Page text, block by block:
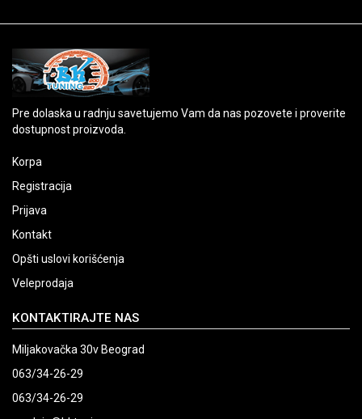
Pre dolaska u radnju savetujemo Vam da nas pozovete i proverite
dostupnost proizvoda.
Korpa
Registracija
Prijava
Kontakt
Opšti uslovi korišćenja
Veleprodaja
KONTAKTIRAJTE NAS
Miljakovačka 30v Beograd
063/34-26-29
063/34-26-29